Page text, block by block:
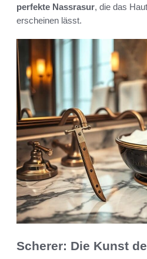
perfekte Nassrasur, die das
erscheinen lässt.
Scherer: Die Kunst